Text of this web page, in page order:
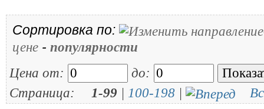
Сортировка по:
цене - популярности
Цена от:
до:
Страница:
1-99 100-198